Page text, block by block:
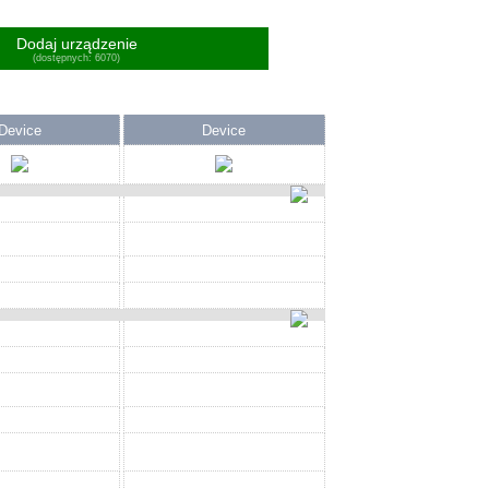
Dodaj urządzenie
(dostępnych: 6070)
Device Device